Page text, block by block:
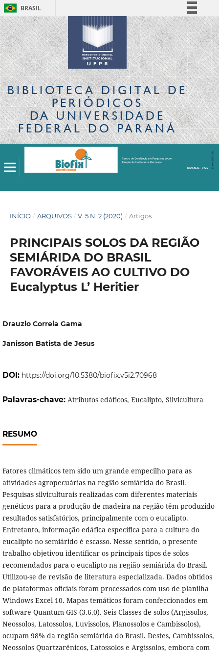
BRASIL
Simplifique!
Comunica BR
Participe
Acesso à informação
Legislação
Canais
BIBLIOTECA DIGITALDE
PERIÓDICOS
DA UNIVERSIDADE
FEDERAL DO PARANÁ
INÍCIO / ARQUIVOS / V. 5 N. 2 (2020) / Artigos
PRINCIPAIS SOLOS DA REGIÃO
SEMIÁRIDA DO BRASIL
FAVORÁVEIS AO CULTIVO DO
Eucalyptus L’ Heritier
Drauzio Correia Gama
Janisson Batista de Jesus
DOI: https://doi.org/10.5380/biofix.v5i2.70968
Palavras-chave: Atributos edáficos, Eucalipto, Silvicultura
RESUMO
Fatores climáticos tem sido um grande empecilho para as
atividades agropecuárias na região semiárida do Brasil.
Pesquisas silviculturais realizadas com diferentes materiais
genéticos para a produção de madeira na região têm produzido
resultados satisfatórios, principalmente com o eucalipto.
Entretanto, informação edáfica específica para a cultura do
eucalipto no semiárido é escasso. Nesse sentido, o presente
trabalho objetivou identificar os principais tipos de solos
recomendados para o eucalipto na região semiárida do Brasil.
Utilizou-se de revisão de literatura especializada. Dados obtidos
de plataformas oficiais foram processados com uso de planilha
Windows Excel 10. Mapas temáticos foram confeccionados em
software Quantum GIS (3.6.0). Seis Classes de solos (Argissolos,
Neossolos, Latossolos, Luvissolos, Planossolos e Cambissolos),
ocupam 98% da região semiárida do Brasil. Destes, Cambissolos,
Neossolos Quartzarênicos, Latossolos e Argissolos, embora com